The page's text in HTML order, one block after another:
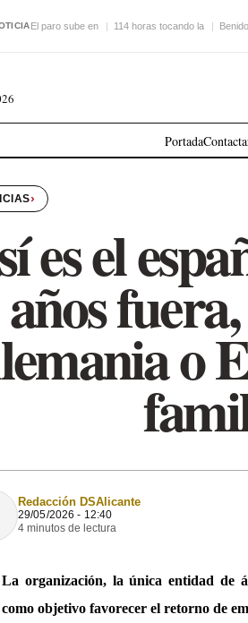
El paro sube en 114 horas tocando la
Portada
›
es el
años
o
Redacción DSAlicante
29/05/2026 - 12:40
4 minutos de lectura
La organización, la única entidad de
como objetivo favorecer el retorno de